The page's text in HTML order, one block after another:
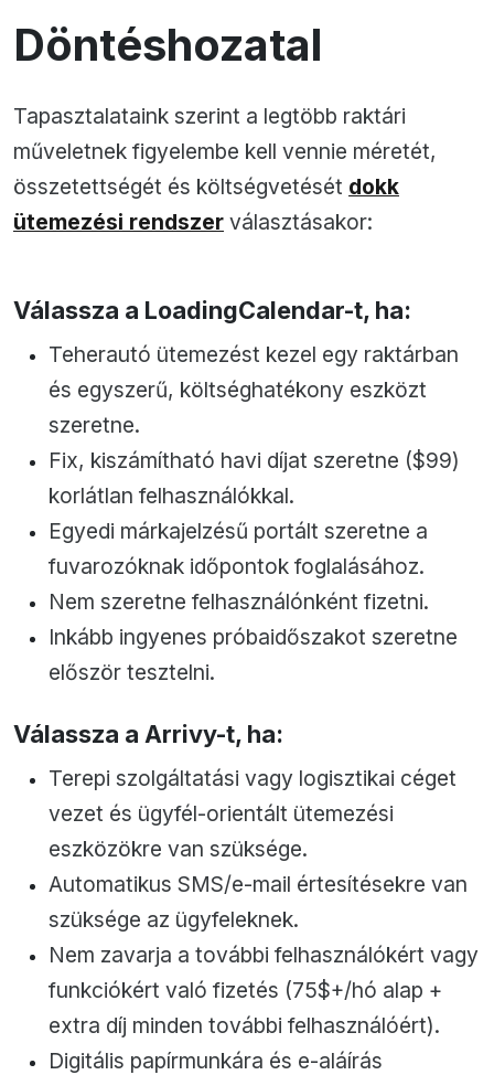
Döntéshozatal
Tapasztalataink szerint a legtöbb raktári
műveletnek figyelembe kell vennie méretét,
összetettségét és költségvetését dokk
ütemezési rendszer választásakor:
Válassza a LoadingCalendar-t, ha:
Teherautó ütemezést kezel egy raktárban
és egyszerű, költséghatékony eszközt
szeretne.
Fix, kiszámítható havi díjat szeretne ($99)
korlátlan felhasználókkal.
Egyedi márkajelzésű portált szeretne a
fuvarozóknak időpontok foglalásához.
Nem szeretne felhasználónként fizetni.
Inkább ingyenes próbaidőszakot szeretne
először tesztelni.
Válassza a Arrivy-t, ha:
Terepi szolgáltatási vagy logisztikai céget
vezet és ügyfél-orientált ütemezési
eszközökre van szüksége.
Automatikus SMS/e-mail értesítésekre van
szüksége az ügyfeleknek.
Nem zavarja a további felhasználókért vagy
funkciókért való fizetés (75$+/hó alap +
extra díj minden további felhasználóért).
Digitális papírmunkára és e-aláírás